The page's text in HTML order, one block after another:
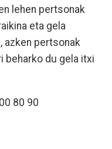
lehen pertsonak
eta gela
azken pertsonak
beharko du gela itxi
80 90